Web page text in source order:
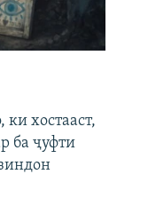
ки хостааст,
ба ҷуфти